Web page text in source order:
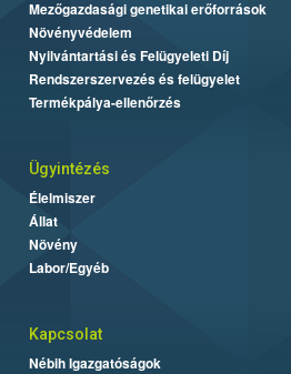
Mezőgazdasági genetikai erőforrások
Növényvédelem
Nyilvántartási és Felügyeleti Díj
Rendszerszervezés és felügyelet
Termékpálya-ellenőrzés
Ügyintézés
Élelmiszer
Állat
Növény
Labor/Egyéb
Kapcsolat
Nébih Igazgatóságok